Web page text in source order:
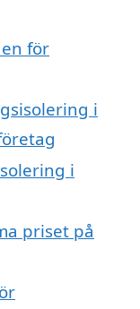
för
i
i
priset på